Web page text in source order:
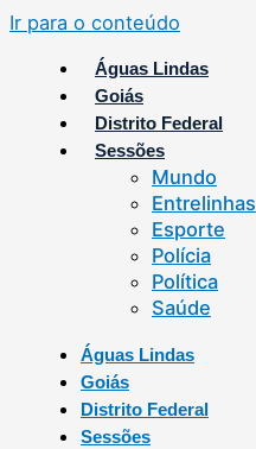
Ir para o conteúdo
Águas Lindas
Goiás
Distrito Federal
Sessões
Mundo
Entrelinhas
Esporte
Polícia
Política
Saúde
Águas Lindas
Goiás
Distrito Federal
Sessões